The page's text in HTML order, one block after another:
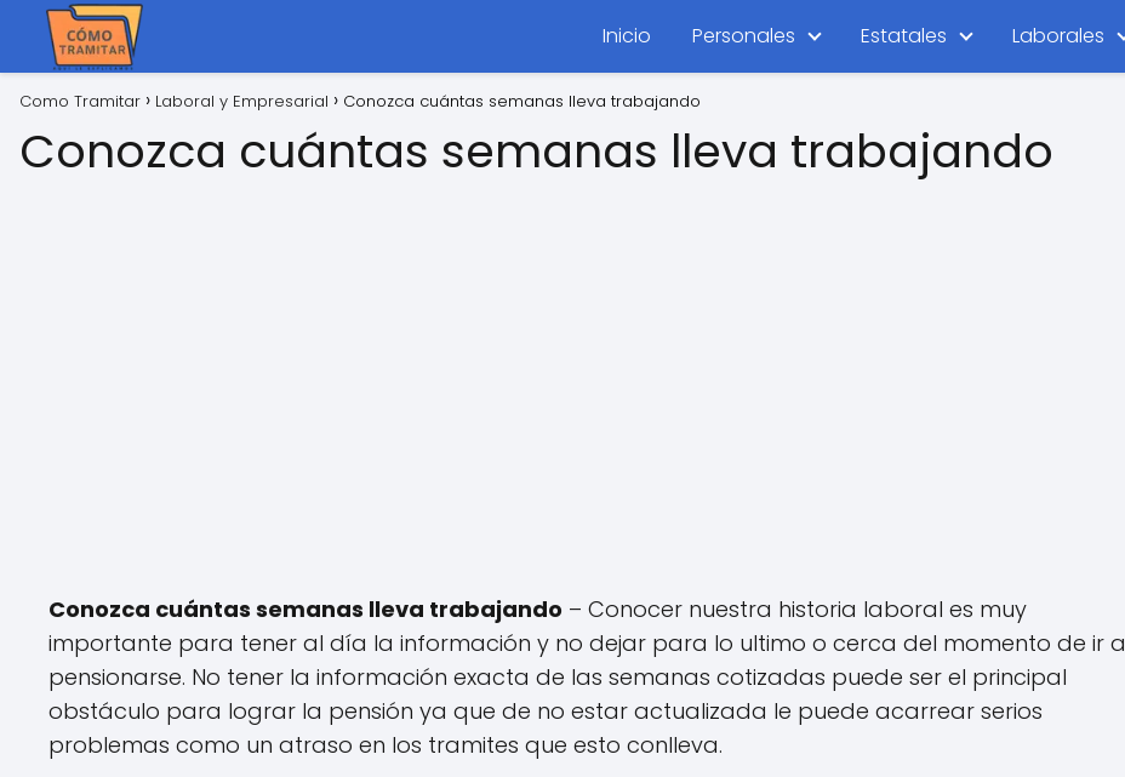
Inicio Personales Estatales Laborales
Como Tramitar Laboral y Empresarial Conozca cuántas semanas lleva trabajando
Conozca cuántas semanas lleva trabajando
Conozca cuántas semanas lleva trabajando – Conocer nuestra historia laboral es muy
importante para tener al día la información y no dejar para lo ultimo o cerca del momento de ir a
pensionarse. No tener la información exacta de las semanas cotizadas puede ser el principal
obstáculo para lograr la pensión ya que de no estar actualizada le puede acarrear serios
problemas como un atraso en los tramites que esto conlleva.